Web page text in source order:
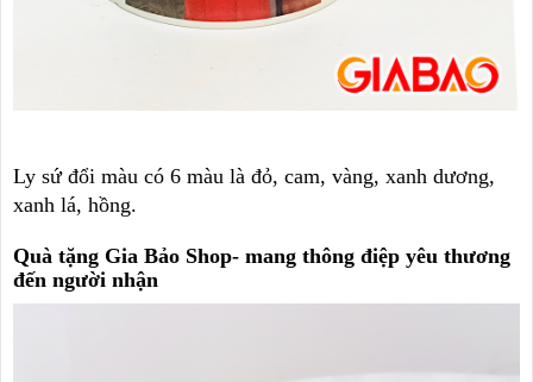
Ly sứ đổi màu có 6 màu là đỏ, cam, vàng, xanh dương,
xanh lá, hồng.
Quà tặng Gia Bảo Shop- mang thông điệp yêu thương
đến người nhận